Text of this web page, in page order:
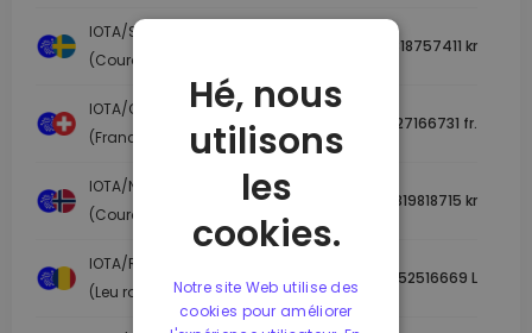
IOTA/SEK
(Couronne suédoise)
0.318757411 kr
IOTA/CHF
(Franc suisse)
0.027166731 fr.
IOTA/NOK
(Couronne norvégienne)
0.319818715 kr
IOTA/RON
(Leu roumain)
0.152516669 L
Hé, nous
utilisons
les
cookies.
Notre site Web utilise des
cookies pour améliorer